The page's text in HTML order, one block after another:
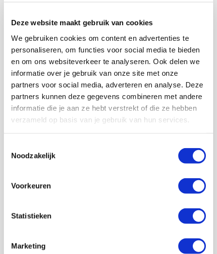
Deze website maakt gebruik van cookies
We gebruiken cookies om content en advertenties te
personaliseren, om functies voor social media te bieden
en om ons websiteverkeer te analyseren. Ook delen we
informatie over je gebruik van onze site met onze
partners voor social media, adverteren en analyse. Deze
partners kunnen deze gegevens combineren met andere
informatie die je aan ze hebt verstrekt of die ze hebben
verzameld op basis van je gebruik van hun services.
Noodzakelijk
Voorkeuren
Statistieken
Marketing
SEP
Geef Mij Maar Amsterdam
Met meer dan 150.000 Ajacieden
staan wij achter Ajax!
Volg ons ook op social
volgers
Volgen
9,6K
volgers
Volgen